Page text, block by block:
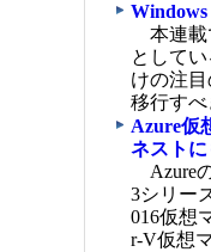
本連載
として
けの注
移行す
Azure仮
ネスト
Azure
3シリー
016仮想
r-V仮想